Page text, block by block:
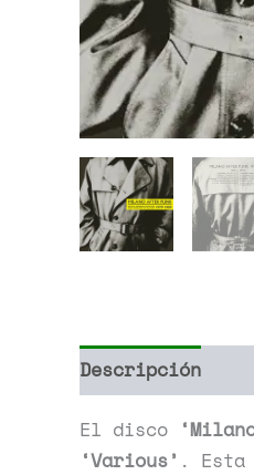
Descripción
El disco
‘Various’ . Esta